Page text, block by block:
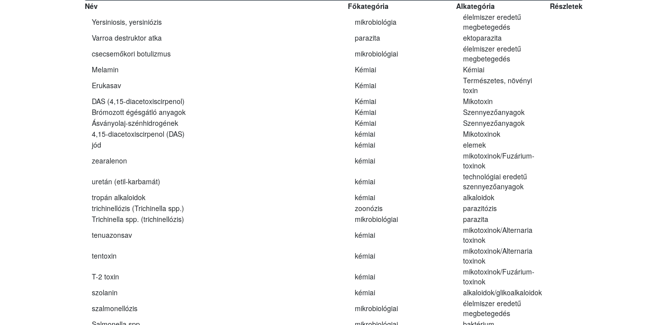
Név Főkategória Alkategória
Részletek
Yersiniosis, yersiniózis
mikrobiológia
élelmiszer eredetű
megbetegedés
Varroa destruktor atka
parazita
ektoparazita
csecsemőkori botulizmus
mikrobiológiai
élelmiszer eredetű
megbetegedés
Melamin
Kémiai
Kémiai
Erukasav
Kémiai
Természetes, növényi
toxin
DAS (4,15-diacetoxiscirpenol)
Kémiai
Mikotoxin
Brómozott égésgátló anyagok
Kémiai
Szennyezőanyagok
Ásványolaj-szénhidrogének
Kémiai
Szennyezőanyagok
4,15-diacetoxiscirpenol (DAS)
kémiai
Mikotoxinok
jód
kémiai
elemek
zearalenon
kémiai
mikotoxinok/Fuzárium-
toxinok
uretán (etil-karbamát)
kémiai
technológiai eredetű
szennyezőanyagok
tropán alkaloidok
kémiai
alkaloidok
trichinellózis (Trichinella spp.)
zoonózis
parazitózis
Trichinella spp. (trichinellózis)
mikrobiológiai
parazita
tenuazonsav
kémiai
mikotoxinok/Alternaria
toxinok
tentoxin
kémiai
mikotoxinok/Alternaria
toxinok
T-2 toxin
kémiai
mikotoxinok/Fuzárium-
toxinok
szolanin
kémiai
alkaloidok/glikoalkaloidok
szalmonellózis
mikrobiológiai
élelmiszer eredetű
megbetegedés